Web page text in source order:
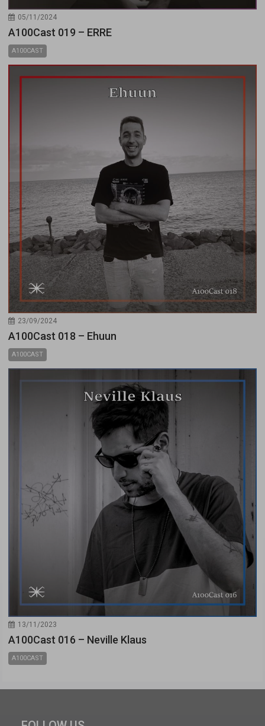
05/11/2024
A100Cast 019 – ERRE
A100CAST
23/09/2024
A100Cast 018 – Ehuun
A100CAST
13/11/2023
A100Cast 016 – Neville Klaus
A100CAST